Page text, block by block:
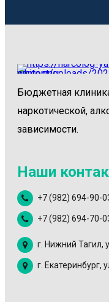
Бюджетная
наркотической,
зависимости.
Наши
+7 (982) 694-90-
+7 (982) 694-70-
г. Нижний Тагил,
г. Екатеринбург,